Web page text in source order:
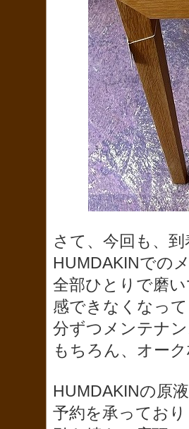
さて、今回も、
HUMDAKINでの
全部ひとりで磨
感できなくなっ
分ずつメンテナ
もちろん、オー
HUMDAKINの原
予約を承ってお